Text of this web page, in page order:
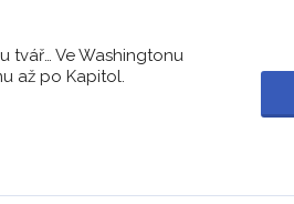
tvář… Ve Washingtonu
až po Kapitol.